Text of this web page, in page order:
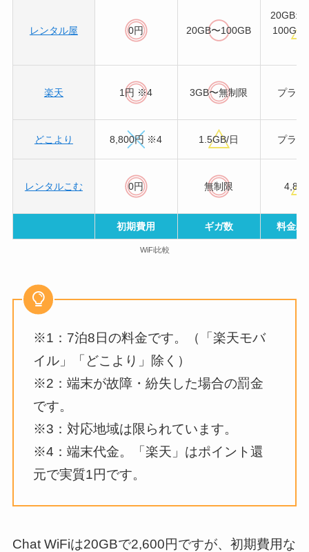
レンタル屋 0円 20GB〜100GB
楽天 1円 ※4 3GB〜無制限 プラン
どこより 8,800円 ※4 1.5GB/日 プラン
レンタルこむ 0円 無制限
初期費用 ギガ数 料金/
WiFi比較
※1：7泊8日の料金です。（「楽天モバ
イル」「どこより」除く）
※2：端末が故障・紛失した場合の罰金
です。
※3：対応地域は限られています。
※4：端末代金。「楽天」はポイント還
元で実質1円です。
Chat WiFiは20GBで2,600円ですが、初期費用な